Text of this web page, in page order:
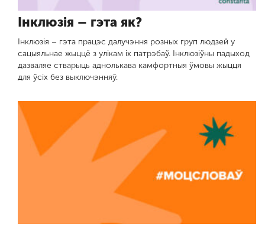
Інклюзія – гэта як?
Інклюзія – гэта працэс далучэння розных груп людзей у
сацыяльнае жыццё з улікам іх патрэбаў. Інклюзіўны падыход
дазваляе стварыць аднолькава камфортныя ўмовы жыцця
для ўсіх без выключэнняў.